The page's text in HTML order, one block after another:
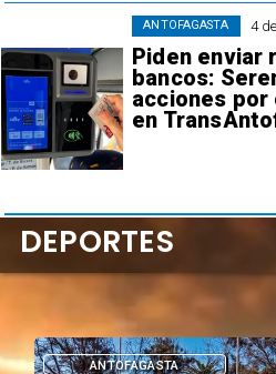
4
Piden enviar
bancos:
acciones
en
ANTOFAGASTA
ANTOFAGASTA
DEPORTES